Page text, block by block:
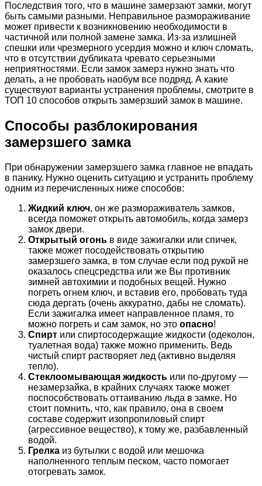
Последствия того, что в машине замерзают замки, могут
быть самыми разными. Неправильное размораживание
может привести к возникновению необходимости в
частичной или полной замене замка. Из-за излишней
спешки или чрезмерного усердия можно и ключ сломать,
что в отсутствии дубликата чревато серьезными
неприятностями. Если замок замерз нужно знать что
делать, а не пробовать наобум все подряд. А какие
существуют варианты устранения проблемы, смотрите в
ТОП 10 способов открыть замерзший замок в машине.
Способы разблокирования
замерзшего замка
При обнаружении замерзшего замка главное не впадать
в панику. Нужно оценить ситуацию и устранить проблему
одним из перечисленных ниже способов:
Жидкий ключ, он же размораживатель замков,
всегда поможет открыть автомобиль, когда замерз
замок двери.
Открытый огонь в виде зажигалки или спичек,
также может посодействовать открытию
замерзшего замка, в том случае если под рукой не
оказалось спецсредства или же Вы противник
зимней автохимии и подобных вещей. Нужно
погреть огнем ключ, и вставив его, пробовать туда
сюда дергать (очень аккуратно, дабы не сломать).
Если зажигалка имеет направленное пламя, то
можно погреть и сам замок, но это опасно!
Спирт или спиртосодержащие жидкости (одеколон,
туалетная вода) также можно применить. Ведь
чистый спирт растворяет лед (активно выделяя
тепло).
Стеклоомывающая жидкость или по-другому —
незамерзайка, в крайних случаях также может
поспособствовать оттаиванию льда в замке. Но
стоит помнить, что, как правило, она в своем
составе содержит изопропиловый спирт
(агрессивное вещество), к тому же, разбавленный
водой.
Грелка из бутылки с водой или мешочка
наполненного теплым песком, часто помогает
отогревать замок.